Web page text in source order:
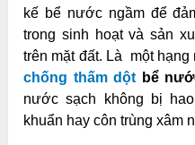
kế bể nước ngầm để
trong sinh hoạt và sản
trên mặt đất. Là một
chống thấm dột bể
nước sạch không bị
khuẩn hay côn trùng xâm